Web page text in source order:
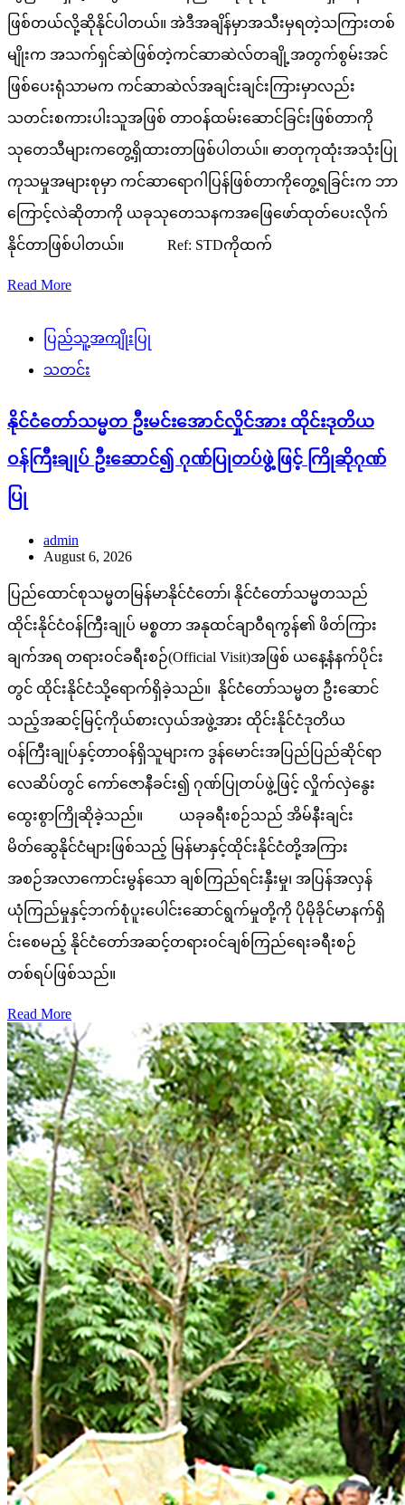
ဖြစ်တယ်လို့ဆိုနိုင်ပါတယ်။ အဲဒီအချိန်မှာအသီးမှရတဲ့သကြားတစ်
မျိုးက အသက်ရှင်ဆဲဖြစ်တဲ့ကင်ဆာဆဲလ်တချို့အတွက်စွမ်းအင်
ဖြစ်ပေးရုံသာမက ကင်ဆာဆဲလ်အချင်းချင်းကြားမှာလည်း
သတင်းစကားပါးသူအဖြစ် တာဝန်ထမ်းဆောင်ခြင်းဖြစ်တာကို
သုတေသီများကတွေ့ရှိထားတာဖြစ်ပါတယ်။ ဓာတုကုထုံးအသုံးပြု
ကုသမှုအများစုမှာ ကင်ဆာရောဂါပြန်ဖြစ်တာကိုတွေ့ရခြင်းက ဘာ
ကြောင့်လဲဆိုတာကို ယခုသုတေသနကအဖြေဖော်ထုတ်ပေးလိုက်
နိုင်တာဖြစ်ပါတယ်။ Ref: STDကိုထက်
Read More
ပြည်သူ့အကျိုးပြု
သတင်း
နိုင်ငံတော်သမ္မတ ဦးမင်းအောင်လှိုင်အား ထိုင်းဒုတိယ
ဝန်ကြီးချုပ် ဦးဆောင်၍ ဂုဏ်ပြုတပ်ဖွဲ့ဖြင့် ကြိုဆိုဂုဏ်
ပြု
admin
August 6, 2026
ပြည်ထောင်စုသမ္မတမြန်မာနိုင်ငံတော်၊ နိုင်ငံတော်သမ္မတသည်
ထိုင်းနိုင်ငံဝန်ကြီးချုပ် မစ္စတာ အနုထင်ချာဝီရကွန်၏ ဖိတ်ကြား
ချက်အရ တရားဝင်ခရီးစဉ်(Official Visit)အဖြစ် ယနေ့နံနက်ပိုင်း
တွင် ထိုင်းနိုင်ငံသို့ရောက်ရှိခဲ့သည်။ နိုင်ငံတော်သမ္မတ ဦးဆောင်
သည့်အဆင့်မြင့်ကိုယ်စားလှယ်အဖွဲ့အား ထိုင်းနိုင်ငံဒုတိယ
ဝန်ကြီးချုပ်နှင့်တာဝန်ရှိသူများက ဒွန်မောင်းအပြည်ပြည်ဆိုင်ရာ
လေဆိပ်တွင် ကော်ဇောနီခင်း၍ ဂုဏ်ပြုတပ်ဖွဲ့ဖြင့် လှိုက်လှဲနွေး
ထွေးစွာကြိုဆိုခဲ့သည်။ ယခုခရီးစဉ်သည် အိမ်နီးချင်း
မိတ်ဆွေနိုင်ငံများဖြစ်သည့် မြန်မာနှင့်ထိုင်းနိုင်ငံတို့အကြား
အစဉ်အလာကောင်းမွန်သော ချစ်ကြည်ရင်းနှီးမှု၊ အပြန်အလှန်
ယုံကြည်မှုနှင့်ဘက်စုံပူးပေါင်းဆောင်ရွက်မှုတို့ကို ပိုမိုခိုင်မာနက်ရှိ
င်းစေမည့် နိုင်ငံတော်အဆင့်တရားဝင်ချစ်ကြည်ရေးခရီးစဉ်
တစ်ရပ်ဖြစ်သည်။
Read More